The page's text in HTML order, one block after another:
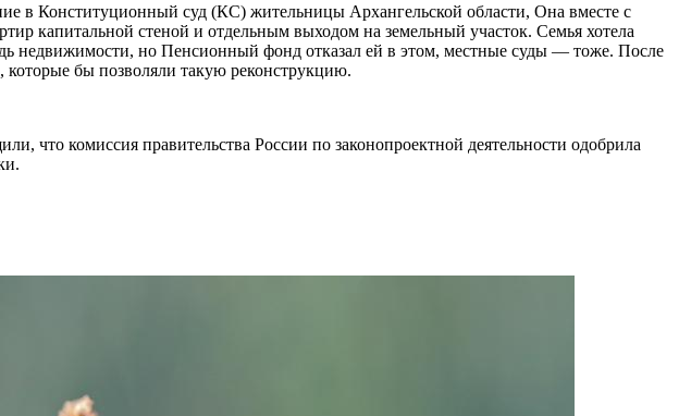
в Конституционный суд (КС) жительницы Архангельской области, Она вместе с
капитальной стеной и отдельным выходом на земельный участок. Семья хотела
недвижимости, но Пенсионный фонд отказал ей в этом, местные суды — тоже. После
которые бы позволяли такую реконструкцию.
комиссия правительства России по законопроектной деятельности одобрила